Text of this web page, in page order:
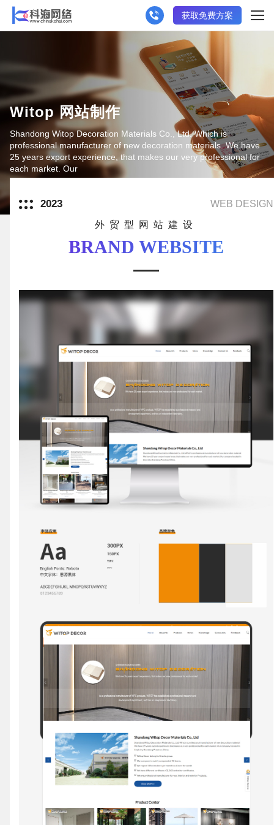
获取免费方案
Witop 网站制作
Shandong Witop Decoration Materials Co., Ltd. Which is
professional manufacturer of new decoration materials. We have
25 years export experience, that makes our very professional for
each market. Our
2023
WEB DESIGN
外贸型网站建设
BRAND WEBSITE